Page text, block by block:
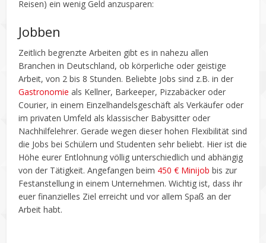
Reisen) ein wenig Geld anzusparen:
Jobben
Zeitlich begrenzte Arbeiten gibt es in nahezu allen
Branchen in Deutschland, ob körperliche oder geistige
Arbeit, von 2 bis 8 Stunden. Beliebte Jobs sind z.B. in der
Gastronomie als Kellner, Barkeeper, Pizzabäcker oder
Courier, in einem Einzelhandelsgeschäft als Verkäufer oder
im privaten Umfeld als klassischer Babysitter oder
Nachhilfelehrer. Gerade wegen dieser hohen Flexibilität sind
die Jobs bei Schülern und Studenten sehr beliebt. Hier ist die
Höhe eurer Entlohnung völlig unterschiedlich und abhängig
von der Tätigkeit. Angefangen beim 450 € Minijob bis zur
Festanstellung in einem Unternehmen. Wichtig ist, dass ihr
euer finanzielles Ziel erreicht und vor allem Spaß an der
Arbeit habt.